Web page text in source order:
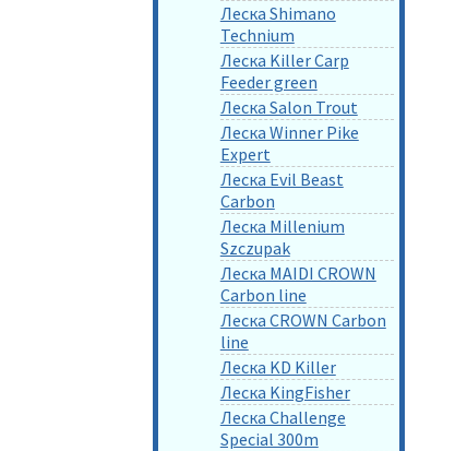
Леска Shimano
Technium
Леска Killer Carp
Feeder green
Леска Salon Trout
Леска Winner Pike
Expert
Леска Evil Beast
Carbon
Леска Millenium
Szczupak
Леска MAIDI CROWN
Carbon line
Леска CROWN Carbon
line
Леска KD Killer
Леска KingFisher
Леска Challenge
Special 300m